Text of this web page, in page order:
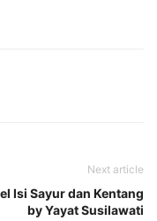
Next article
Isi Sayur dan Kentang
by Yayat Susilawati